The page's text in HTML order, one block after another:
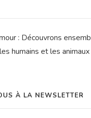
: Découvrons
humains et les animaux
À LA NEWSLETTER